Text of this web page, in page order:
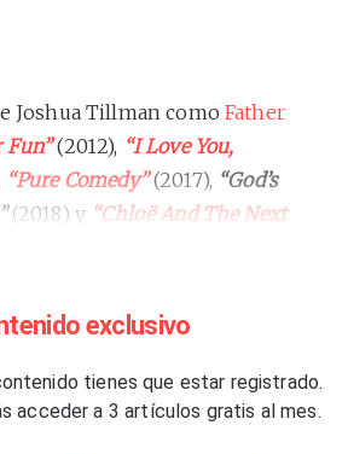
Joshua Tillman como Father
Fun”(2012), “I Love You,
“Pure Comedy”(2017), “God’s
(2018) y “Chloë And The Next
una canción que colgó en 2016
es una de las más
“I Guess Time Just Makes
exclusivo
tienes que estar registrado.
acceder a 3 artículos gratis al mes.